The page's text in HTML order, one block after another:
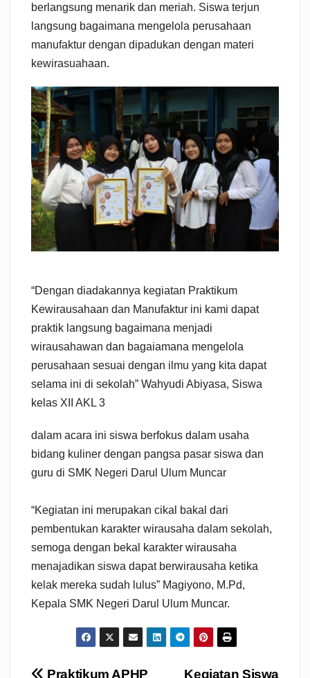
berlangsung menarik dan meriah. Siswa terjun
langsung bagaimana mengelola perusahaan
manufaktur dengan dipadukan dengan materi
kewirasuahaan.
“Dengan diadakannya kegiatan Praktikum
Kewirausahaan dan Manufaktur ini kami dapat
praktik langsung bagaimana menjadi
wirausahawan dan bagaiamana mengelola
perusahaan sesuai dengan ilmu yang kita dapat
selama ini di sekolah” Wahyudi Abiyasa, Siswa
kelas XII AKL 3
dalam acara ini siswa berfokus dalam usaha
bidang kuliner dengan pangsa pasar siswa dan
guru di SMK Negeri Darul Ulum Muncar
“Kegiatan ini merupakan cikal bakal dari
pembentukan karakter wirausaha dalam sekolah,
semoga dengan bekal karakter wirausaha
menajadikan siswa dapat berwirausaha ketika
kelak mereka sudah lulus” Magiyono, M.Pd,
Kepala SMK Negeri Darul Ulum Muncar.
Kegiatan Siswa
Praktikum APHP